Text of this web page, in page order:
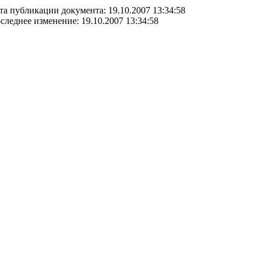
публикации документа: 19.10.2007 13:34:58
изменение: 19.10.2007 13:34:58